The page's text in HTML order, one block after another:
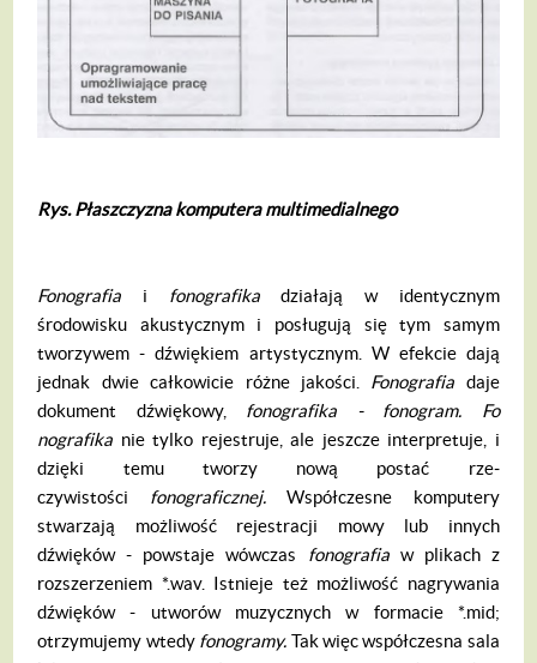
Rys. Płaszczyzna komputera multimedialnego
Fonografia i fonografikadziałają w iden­tycznym
środowisku akustycznym i posługu­ją się tym samym
tworzywem - dźwiękiem ar­tystycznym. W efekcie dają
jednak dwie cał­kowicie różne jakości. Fonografia daje
doku­ment dźwiękowy, fonografika - fonogram. Fo­
nografika nie tylko rejestruje, ale jeszcze inter­pretuje, i
dzięki temu tworzy nową postać rze­
czywistości fonograficznej.Współczesne komputery
stwarzają możliwość rejestracji mowy lub innych
dźwięków - powstaje wów­czas fonografia w plikach z
rozszerzeniem *.wav. Istnieje też możliwość nagrywania
dźwięków - utworów muzycznych w formacie *.mid;
otrzymujemy wtedy fonogramy. Tak więc współczesna sala